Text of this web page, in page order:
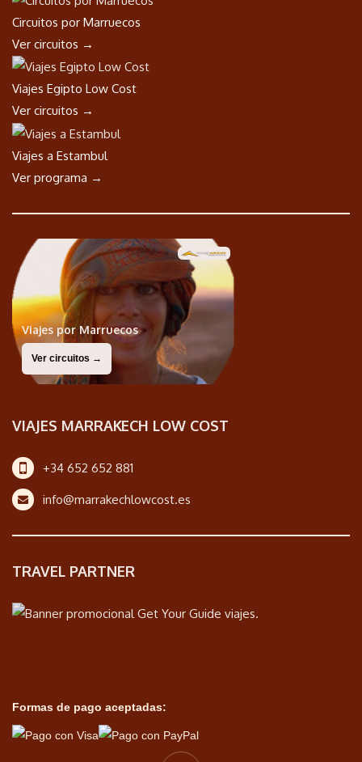
Circuitos por Marruecos
Ver circuitos →
Viajes Egipto Low Cost
Ver circuitos →
Viajes a Estambul
Ver programa →
Viajes por Marruecos
Ver circuitos →
VIAJES MARRAKECH LOW COST
+34 652 652 881
info@marrakechlowcost.es
TRAVEL PARTNER
Formas de pago aceptadas: